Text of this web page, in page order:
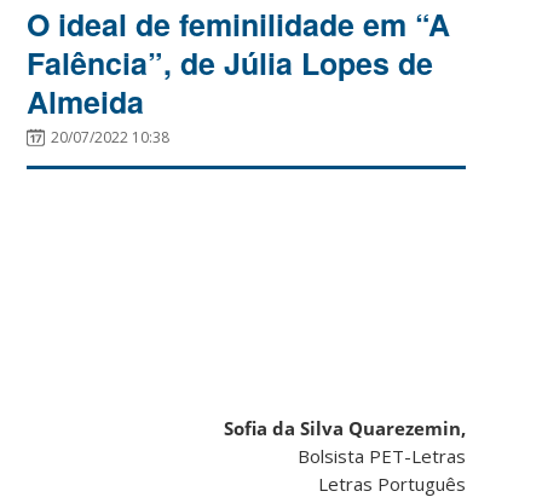
O ideal de feminilidade em “A
Falência”, de Júlia Lopes de
Almeida
20/07/2022 10:38
Sofia da Silva Quarezemin,
Bolsista PET-Letras
Letras Português